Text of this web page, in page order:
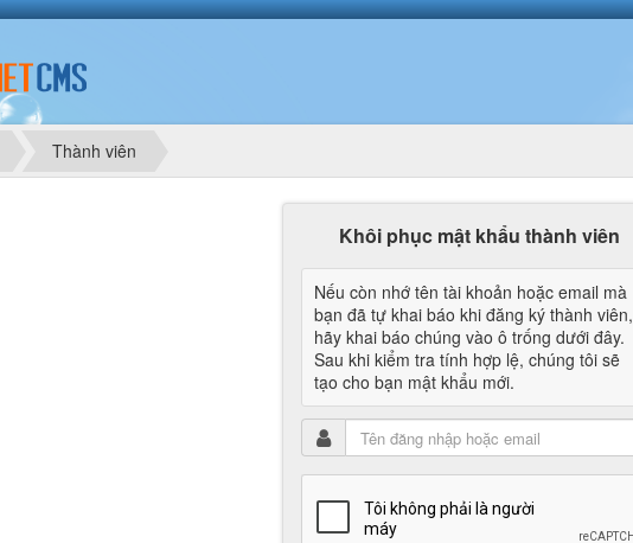
Thành viên
Khôi phục mật khẩu thành viên
Nếu còn nhớ tên tài khoản hoặc email mà
bạn đã tự khai báo khi đăng ký thành viên,
hãy khai báo chúng vào ô trống dưới đây.
Sau khi kiểm tra tính hợp lệ, chúng tôi sẽ
tạo cho bạn mật khẩu mới.